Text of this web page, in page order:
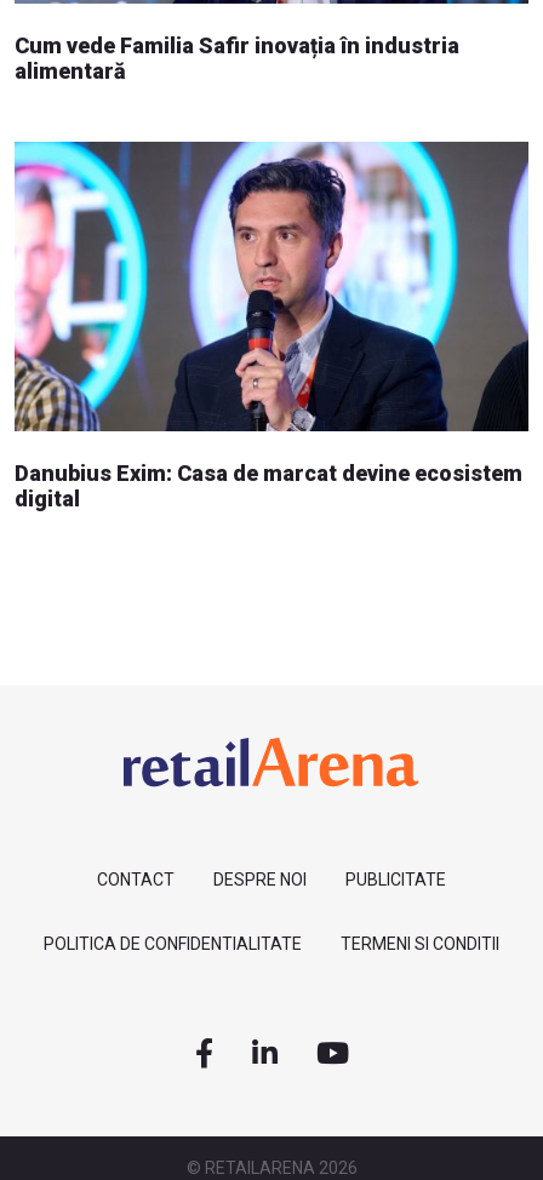
Cum vede Familia Safir inovația în industria
alimentară
Danubius Exim: Casa de marcat devine ecosistem
digital
CONTACT DESPRE NOI PUBLICITATE
POLITICA DE CONFIDENTIALITATE TERMENI SI CONDITII
© RETAILARENA 2026